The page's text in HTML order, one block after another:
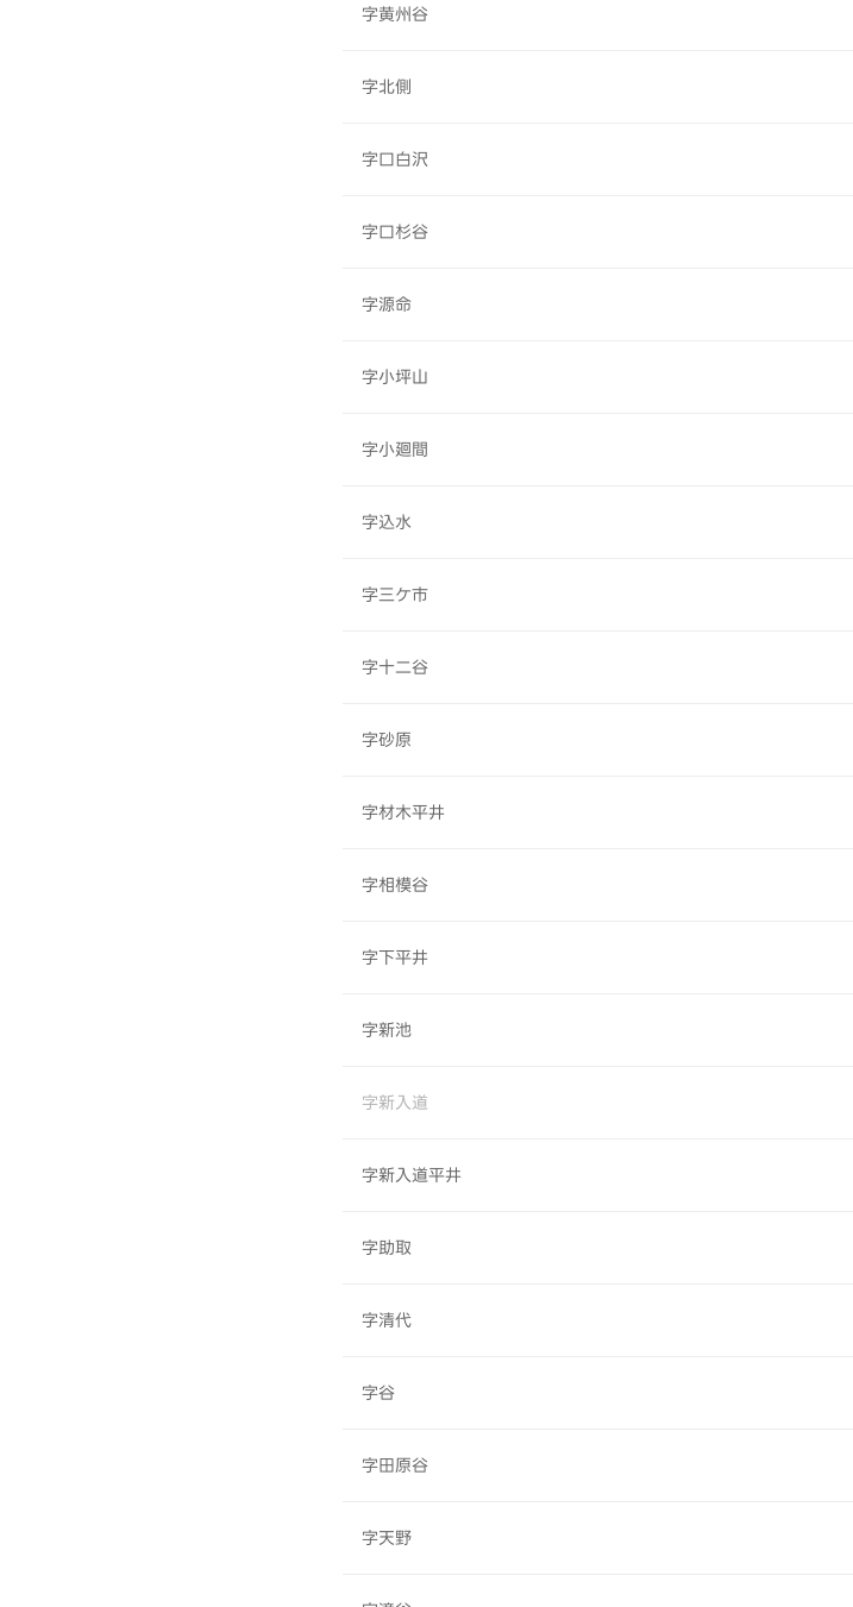
字黄州谷
字北側
字口白沢
字口杉谷
字源命
字小坪山
字小廻間
字込水
字三ケ市
字十二谷
字砂原
字材木平井
字相模谷
字下平井
字新池
字新入道
字新入道平井
字助取
字清代
字谷
字田原谷
字天野